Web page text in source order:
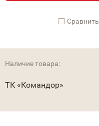
Cравнить
Наличие товара:
ТК «Командор»